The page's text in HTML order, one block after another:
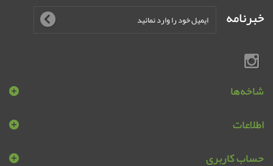
خبرنامه
شاخه‌ها
اطلاعات
حساب کاربری